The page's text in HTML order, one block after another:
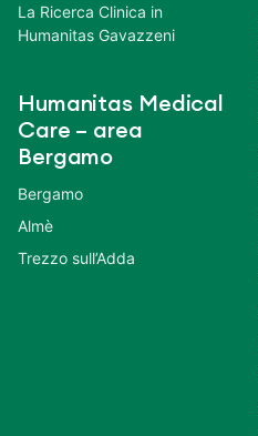
La Ricerca Clinica in
Humanitas Gavazzeni
Humanitas Medical
Care – area
Bergamo
Bergamo
Almè
Trezzo sull’Adda